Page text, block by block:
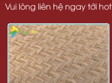
Vui lòng liên hệ ngay tới